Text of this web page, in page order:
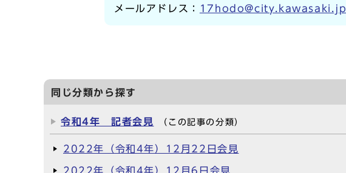
メールアドレス：
17hodo@city.kawasaki.jp
同じ分類から探す
令和4年 記者会見 （この記事の分類）
2022年（令和4年）12月22日会見
2022年（令和4年）12月6日会見